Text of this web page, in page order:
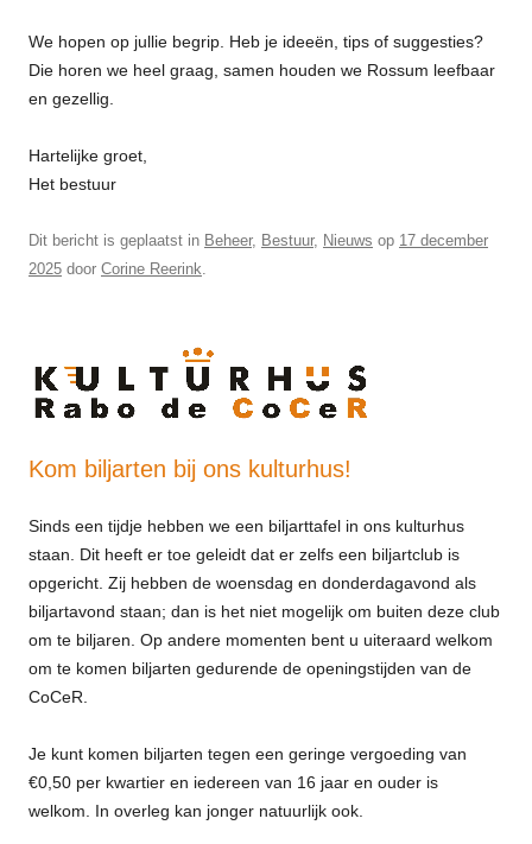
We hopen op jullie begrip. Heb je ideeën, tips of suggesties?
Die horen we heel graag, samen houden we Rossum leefbaar
en gezellig.
Hartelijke groet,
Het bestuur
Dit bericht is geplaatst in Beheer, Bestuur, Nieuws op 17 december
2025 door Corine Reerink
Kom biljarten bij ons kulturhus!
Sinds een tijdje hebben we een biljarttafel in ons kulturhus
staan. Dit heeft er toe geleidt dat er zelfs een biljartclub is
opgericht. Zij hebben de woensdag en donderdagavond als
biljartavond staan; dan is het niet mogelijk om buiten deze club
om te biljaren. Op andere momenten bent u uiteraard welkom
om te komen biljarten gedurende de openingstijden van de
CoCeR.
Je kunt komen biljarten tegen een geringe vergoeding van
€0,50 per kwartier en iedereen van 16 jaar en ouder is
welkom. In overleg kan jonger natuurlijk ook.